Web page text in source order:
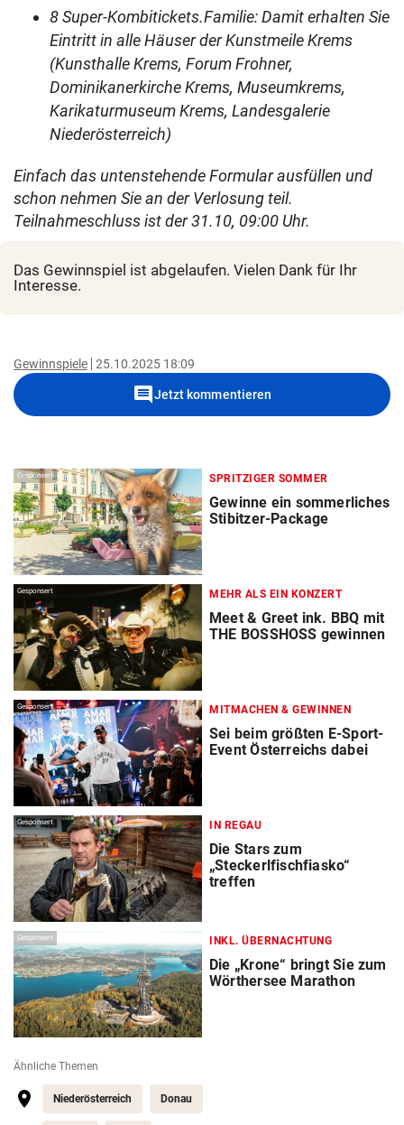
8 Super-Kombitickets.Familie: Damit erhalten Sie
Eintritt in alle Häuser der Kunstmeile Krems
(Kunsthalle Krems, Forum Frohner,
Dominikanerkirche Krems, Museumkrems,
Karikaturmuseum Krems, Landesgalerie
Niederösterreich)
Einfach das untenstehende Formular ausfüllen und
schon nehmen Sie an der Verlosung teil.
Teilnahmeschluss ist der 31.10, 09:00 Uhr.
Das Gewinnspiel ist abgelaufen. Vielen Dank für Ihr
Interesse.
Gewinnspiele 25.10.2025 18:09
commentJetzt kommentieren
Gesponsert SPRITZIGER SOMMER
Gewinne ein sommerliches
Stibitzer-Package
Gesponsert MEHR ALS EIN KONZERT
Meet & Greet ink. BBQ mit
THE BOSSHOSS gewinnen
Gesponsert MITMACHEN & GEWINNEN
Sei beim größten E-Sport-
Event Österreichs dabei
Gesponsert IN REGAU
Die Stars zum
„Steckerlfischfiasko“
treffen
Gesponsert INKL. ÜBERNACHTUNG
Die „Krone“ bringt Sie zum
Wörthersee Marathon
Ähnliche Themen
Niederösterreich Donau